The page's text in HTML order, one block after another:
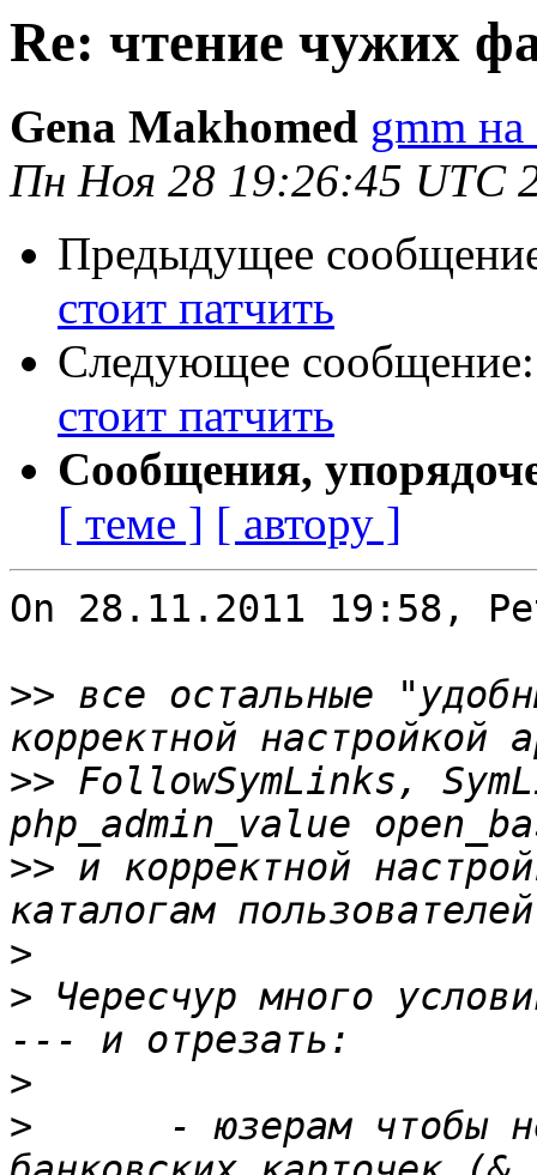
Re: чтение чужих
Gena Makhomed gmm на
Пн Ноя 28 19:26:45 UTC
Предыдущее
стоит патчить
Следующее
стоит патчить
Сообщения,
[ теме ] [ автору ]
On 28.11.2011 19:58,
>> все остальные
>> FollowSymLinks,
>> и корректной
>
> Чересчур много
>
>
- юзерам чтобы